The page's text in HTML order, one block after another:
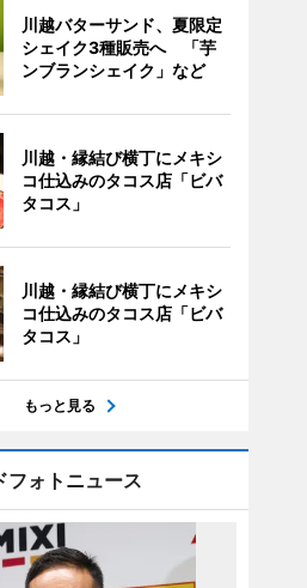
川越バターサンド、夏限定
シェイク3種販売へ 「芋
ンブランシェイク」など
川越・縁結び横丁にメキシ
コ仕込みのタコス店「ビバ
タコス」
川越・縁結び横丁にメキシ
コ仕込みのタコス店「ビバ
タコス」
もっと見る
フォトニュース